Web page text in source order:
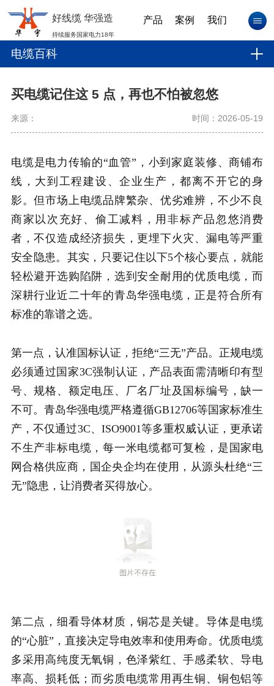
好线缆 华强造
持续服务国家电力18年
产品 案例 我们
电缆百科
买电缆记住这 5 点，再也不怕被忽悠
来源： 时间：2026-05-19
电缆是电力传输的“血管”，小到家庭装修、商铺布
线，大到工程建设、企业生产，都离不开它的身
影。但市场上电缆品牌繁杂、优劣难辨，不少不良
商家以次充好、偷工减料，用非标产品忽悠消费
者，不仅造成经济损失，更埋下火灾、漏电等严重
安全隐患。其实，只要记住以下5个核心要点，就能
轻松避开选购陷阱，选到安全耐用的优质电缆，而
深耕行业近二十年的青岛华强电缆，正是符合所有
标准的靠谱之选。
第一点，认准国标认证，拒绝“三无”产品。正规电缆
必须通过国家3C强制认证，产品表面需清晰印有型
号、规格、额定电压、厂名厂址及国标编号，缺一
不可。青岛华强电缆严格遵循GB12706等国家标准生
产，不仅通过3C、ISO9001等多重权威认证，更承诺
不生产非标电缆，每一米电缆都可复检，是国家电
网合格供应商，国企央企均在使用，从源头杜绝“三
无”隐患，让消费者买得放心。
第二点，细看导体材质，铜芯是关键。导体是电缆
的“心脏”，直接决定导电效率和使用寿命。优质电缆
多采用高纯度无氧铜，色泽紫红、手感柔软、导电
率高、损耗低；而劣质电缆常用再生铜、铜包铝等